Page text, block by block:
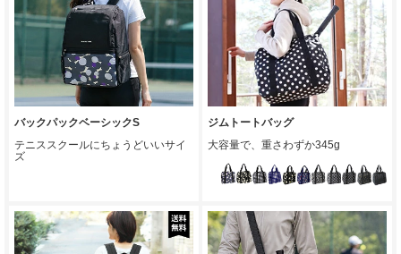
バックパックベーシックS
テニススクールにちょうどいいサイ
ズ
ジムトートバッグ
大容量で、重さわずか345g